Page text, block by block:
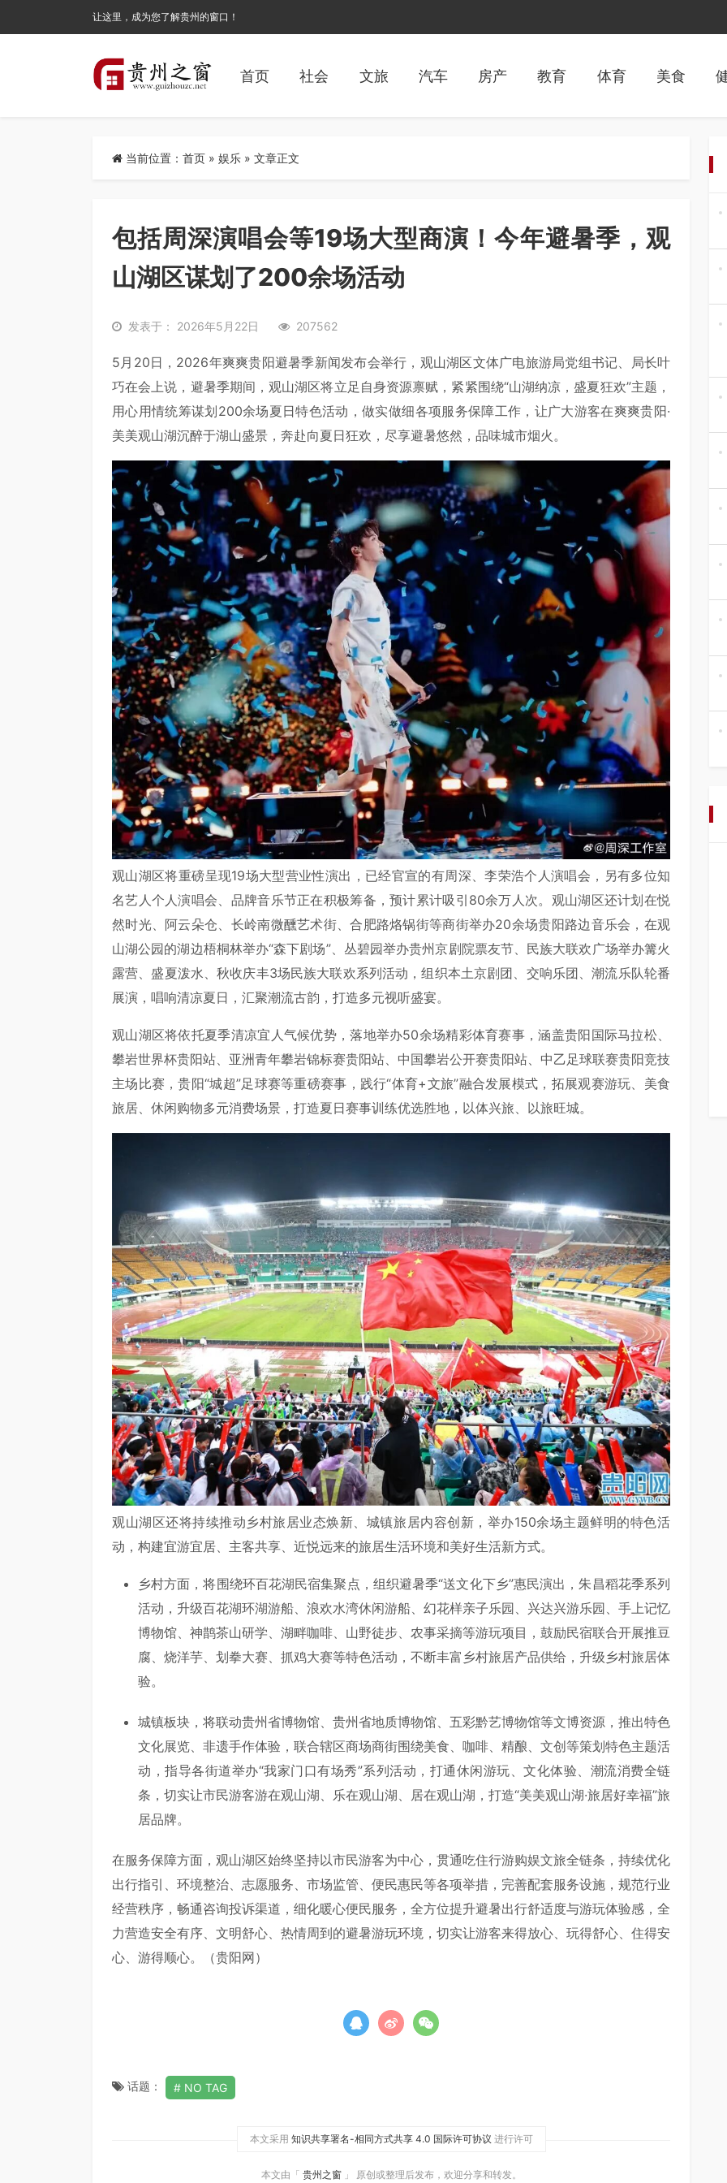
让这里，成为您了解贵州的窗口！
首页 社会 文旅 汽车 房产 教育 体育 美食
当前位置： 首页 » 娱乐 » 文章正文
包括周深演唱会等19场大型商演！今年避暑季，观
山湖区谋划了200余场活动
发表于： 2026年5月22日 207562
5月20日，2026年爽爽贵阳避暑季新闻发布会举行，观山湖区文体广电旅游局党组书记、局长叶
巧在会上说，避暑季期间，观山湖区将立足自身资源禀赋，紧紧围绕“山湖纳凉，盛夏狂欢”主题，
用心用情统筹谋划200余场夏日特色活动，做实做细各项服务保障工作，让广大游客在爽爽贵阳·
美美观山湖沉醉于湖山盛景，奔赴向夏日狂欢，尽享避暑悠然，品味城市烟火。
观山湖区将重磅呈现19场大型营业性演出，已经官宣的有周深、李荣浩个人演唱会，另有多位知
名艺人个人演唱会、品牌音乐节正在积极筹备，预计累计吸引80余万人次。观山湖区还计划在悦
然时光、 阿云朵仓、长岭南微醺艺术街、合肥路烙锅街等商街举办20余场贵阳路边音乐会，在观
山湖公园的湖边梧桐林举办“森下剧场”、丛碧园举办贵州京剧院票友节、民族大联欢广场举办篝火
露营、盛夏泼水、秋收庆丰3场民族大联欢系列活动，组织本土京剧团、交响乐团、潮流乐队轮番
展演，唱响清凉夏日，汇聚潮流古韵，打造多元视听盛宴。
观山湖区将依托夏季清凉宜人气候优势，落地举办50余场精彩体育赛事，涵盖贵阳国际马拉松、
攀岩世界杯贵阳站、亚洲青年攀岩锦标赛贵阳站、 中国攀岩公开赛贵阳站、中乙足球联赛贵阳竞技
主场比赛，贵阳“城超”足球赛等重磅赛事，践行“体育+文旅”融合发展模式，拓展观赛游玩、美食
旅居、休闲购物多元消费场景，打造夏日赛事训练优选胜地，以体兴旅、以旅旺城。
观山湖区还将持续推动乡村旅居业态焕新、城镇旅居内容创新，举办150余场主题鲜明的特色活
动，构建宜游宜居、主客共享、近悦远来的旅居生活环境和美好生活新方式。
乡村方面，将围绕环百花湖民宿集聚点，组织避暑季“送文化下乡”惠民演出，朱昌稻花季系列
活动，升级百花湖环湖游船、浪欢水湾休闲游船、幻花样亲子乐园、兴达兴游乐园、 手上记忆
博物馆 、神鹊茶山研学、湖畔咖啡、山野徒步、农事采摘等游玩项目，鼓励民宿联合开展推豆
腐、烧洋芋、划拳大赛、抓鸡大赛等特色活动，不断丰富乡村旅居产品供给，升级乡村旅居体
验。
城镇板块，将联动贵州省博物馆、贵州省地质博物馆、 五彩黔艺博物馆等文博资源，推出特色
文化展览、非遗手作体验，联合辖区商场商街围绕美食、咖啡、精酿、文创等策划特色主题活
动，指导各街道举办“我家门口有场秀”系列活动，打通休闲游玩、文化体验、潮流消费全链
条，切实让市民游客游在观山湖、乐在观山湖、居在观山湖，打造“美美观山湖·旅居好幸福”旅
居品牌。
在服务保障方面，观山湖区始终坚持以市民游客为中心，贯通吃住行游购娱文旅全链条，持续优化
出行指引、环境整治、志愿服务、市场监管、便民惠民等各项举措，完善配套服务设施，规范行业
经营秩序，畅通咨询投诉渠道，细化暖心便民服务，全方位提升避暑出行舒适度与游玩体验感，全
力营造安全有序、文明舒心、热情周到的避暑游玩环境，切实让游客来得放心、玩得舒心、住得安
心、游得顺心。（贵阳网）
话题： NO TAG
本文采用 知识共享署名-相同方式共享 4.0 国际许可协议 进行许可
本文由「 贵州之窗 」 原创或整理后发布，欢迎分享和转发。